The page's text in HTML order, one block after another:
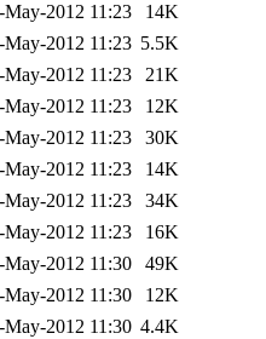
May-2012 11:23
14K
May-2012 11:23 5.5K
May-2012 11:23
21K
May-2012 11:23
12K
May-2012 11:23
30K
May-2012 11:23
14K
May-2012 11:23
34K
May-2012 11:23
16K
May-2012 11:30
49K
May-2012 11:30
12K
May-2012 11:30 4.4K